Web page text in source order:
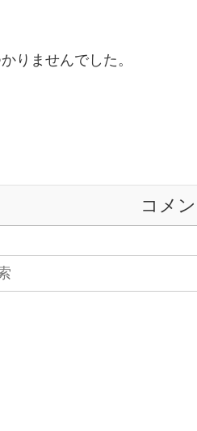
りませんでした。
コメ